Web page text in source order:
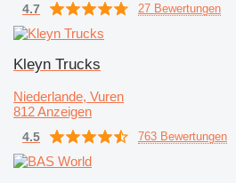
4.7 27 Bewertungen
Kleyn Trucks
Niederlande, Vuren
812 Anzeigen
4.5 763 Bewertungen